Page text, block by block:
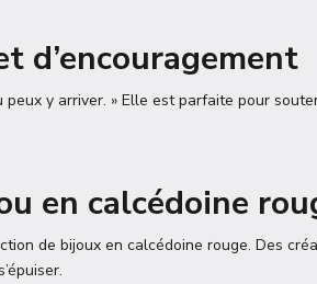
d’encouragement
peux y arriver. » Elle est parfaite pour
en calcédoine
de bijoux en calcédoine rouge. Des